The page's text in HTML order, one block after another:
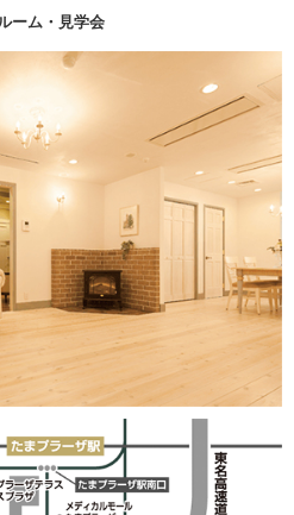
ーム・見学会